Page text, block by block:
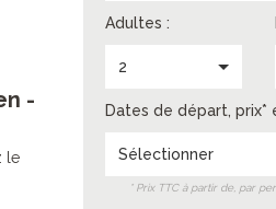
-
le
Adultes :
2
Dates de départ, prix*
Sélectionner
* Prix TTC à partir de, par